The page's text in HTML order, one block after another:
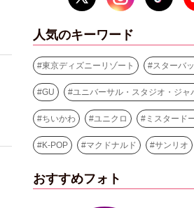
人気のキーワード
#東京ディズニーリゾート #スターバ
#GU #ユニバーサル・スタジオ・ジャ
#ちいかわ #ユニクロ # ミスタード
#K-POP #マクドナルド #サンリオ
おすすめフォト